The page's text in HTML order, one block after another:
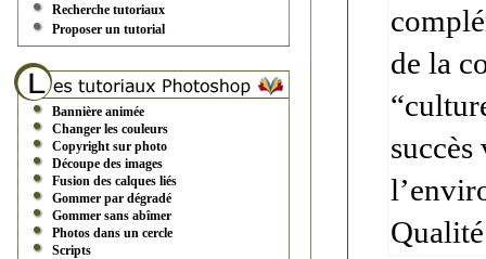
Recherche tutoriaux
Proposer un tutorial
Bannière animée
Changer les couleurs
Copyright sur photo
Découpe des images
Fusion des calques liés
Gommer par dégradé
Gommer sans abîmer
Photos dans un cercle
Scripts
de la